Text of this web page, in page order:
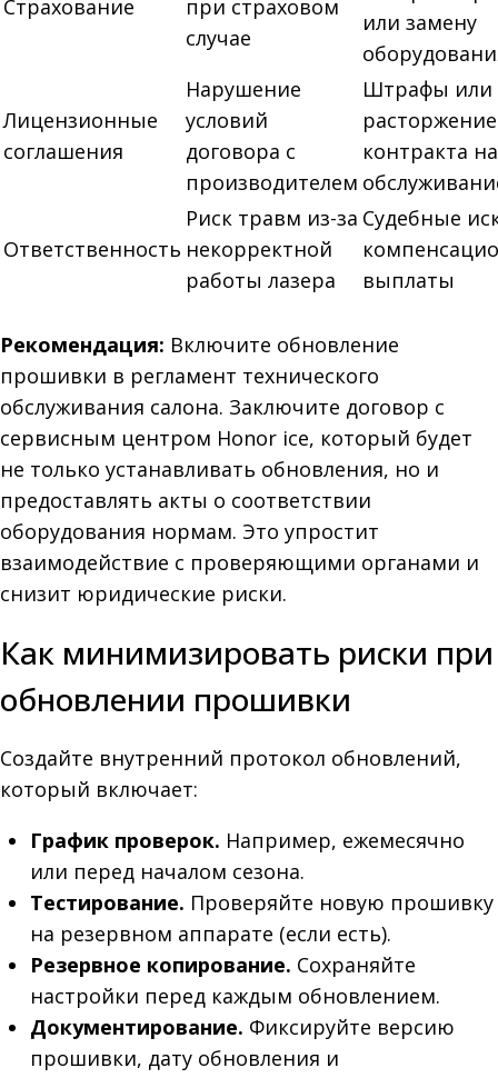
Страхование
при страховом
случае
или замену
Лицензионные
соглашения
Нарушение
условий
договора с
производителем
Штрафы или
расторжение
контракта на
Ответственность
Риск травм из-за
некорректной
работы лазера
Судебные
выплаты
Рекомендация: Включите обновление
прошивки в регламент технического
обслуживания салона. Заключите договор с
сервисным центром Honor ice, который будет
не только устанавливать обновления, но и
предоставлять акты о соответствии
оборудования нормам. Это упростит
взаимодействие с проверяющими органами и
снизит юридические риски.
Как минимизировать риски при
обновлении прошивки
Создайте внутренний протокол обновлений,
который включает:
График проверок. Например, ежемесячно
или перед началом сезона.
Тестирование. Проверяйте новую прошивку
на резервном аппарате (если есть).
Резервное копирование. Сохраняйте
настройки перед каждым обновлением.
Документирование. Фиксируйте версию
прошивки, дату обновления и